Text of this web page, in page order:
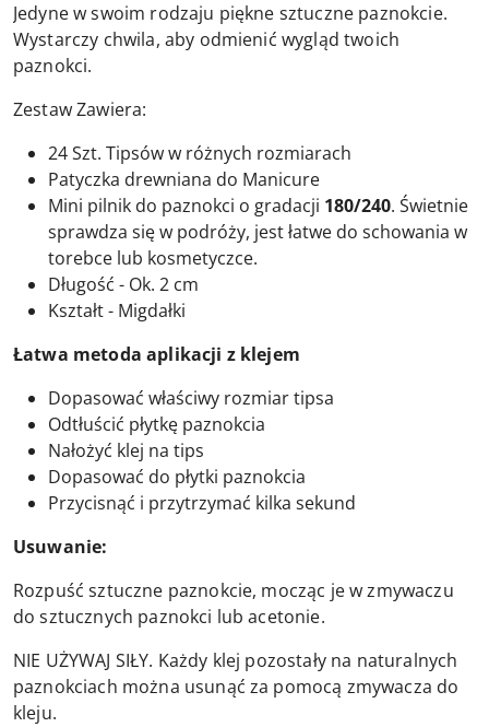
Jedyne w swoim rodzaju piękne sztuczne paznokcie.
Wystarczy chwila, aby odmienić wygląd twoich
paznokci.
Zestaw Zawiera:
24 Szt. Tipsów w różnych rozmiarach
Patyczka drewniana do Manicure
Mini pilnik do paznokci o gradacji 180/240. Świetnie
sprawdza się w podróży, jest łatwe do schowania w
torebce lub kosmetyczce.
Długość - Ok. 2 cm
Kształt - Migdałki
Łatwa metoda aplikacji z klejem
Dopasować właściwy rozmiar tipsa
Odtłuścić płytkę paznokcia
Nałożyć klej na tips
Dopasować do płytki paznokcia
Przycisnąć i przytrzymać kilka sekund
Usuwanie:
Rozpuść sztuczne paznokcie, mocząc je w zmywaczu
do sztucznych paznokci lub acetonie.
NIE UŻYWAJ SIŁY. Każdy klej pozostały na naturalnych
paznokciach można usunąć za pomocą zmywacza do
kleju.